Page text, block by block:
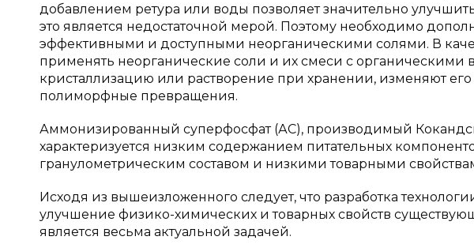
добавлением ретура или воды позволяет значительно
это является недостаточной мерой. Поэтому необходимо
эффективными и доступными неорганическими солями. В
применять неорганические соли и их смеси с
кристаллизацию или растворение при хранении, изменяют
полиморфные превращения.
Аммонизированный суперфосфат (АС), производимый
характеризуется низким содержанием питательных
гранулометрическим составом и низкими товарными
Исходя из вышеизложенного следует, что разработка
улучшение физико-химических и товарных свойств
является весьма актуальной задачей.